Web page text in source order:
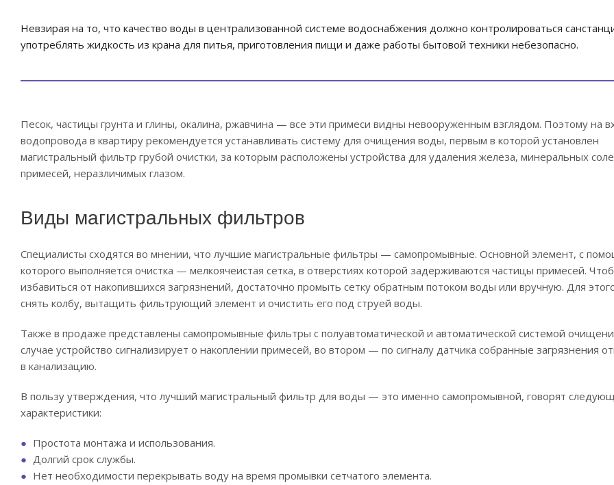
Невзирая на то, что качество воды в централизованной системе водоснабжения должно контролироваться
употреблять жидкость из крана для питья, приготовления пищи и даже работы бытовой техники небезопасно.
Песок, частицы грунта и глины, окалина, ржавчина — все эти примеси видны невооруженным взглядом. Поэтому на
водопровода в квартиру рекомендуется устанавливать систему для очищения воды, первым в которой установлен
магистральный фильтр грубой очистки, за которым расположены устройства для удаления железа, минеральных
примесей, неразличимых глазом.
Виды магистральных фильтров
Специалисты сходятся во мнении, что лучшие магистральные фильтры — самопромывные. Основной элемент, с
которого выполняется очистка — мелкоячеистая сетка, в отверстиях которой задерживаются частицы примесей.
избавиться от накопившихся загрязнений, достаточно промыть сетку обратным потоком воды или вручную. Для
снять колбу, вытащить фильтрующий элемент и очистить его под струей воды.
Также в продаже представлены самопромывные фильтры с полуавтоматической и автоматической системой
случае устройство сигнализирует о накоплении примесей, во втором — по сигналу датчика собранные загрязнения
в канализацию.
В пользу утверждения, что лучший магистральный фильтр для воды — это именно самопромывной, говорят
характеристики:
Простота монтажа и использования.
Долгий срок службы.
Нет необходимости перекрывать воду на время промывки сетчатого элемента.